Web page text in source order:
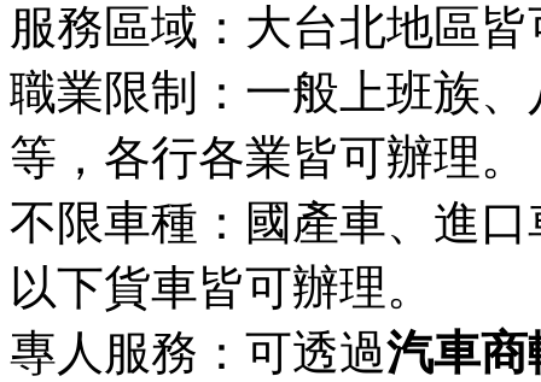
服務區域：大台北地區
職業限制：一般上班族
等，各行各業皆可辦理。
不限車種：國產車、進
以下貨車皆可辦理。
專人服務：可透過汽車商